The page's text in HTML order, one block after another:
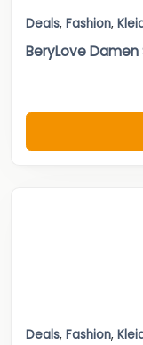
Deals, Fashion,
BeryLove Damen
Deals, Fashion,